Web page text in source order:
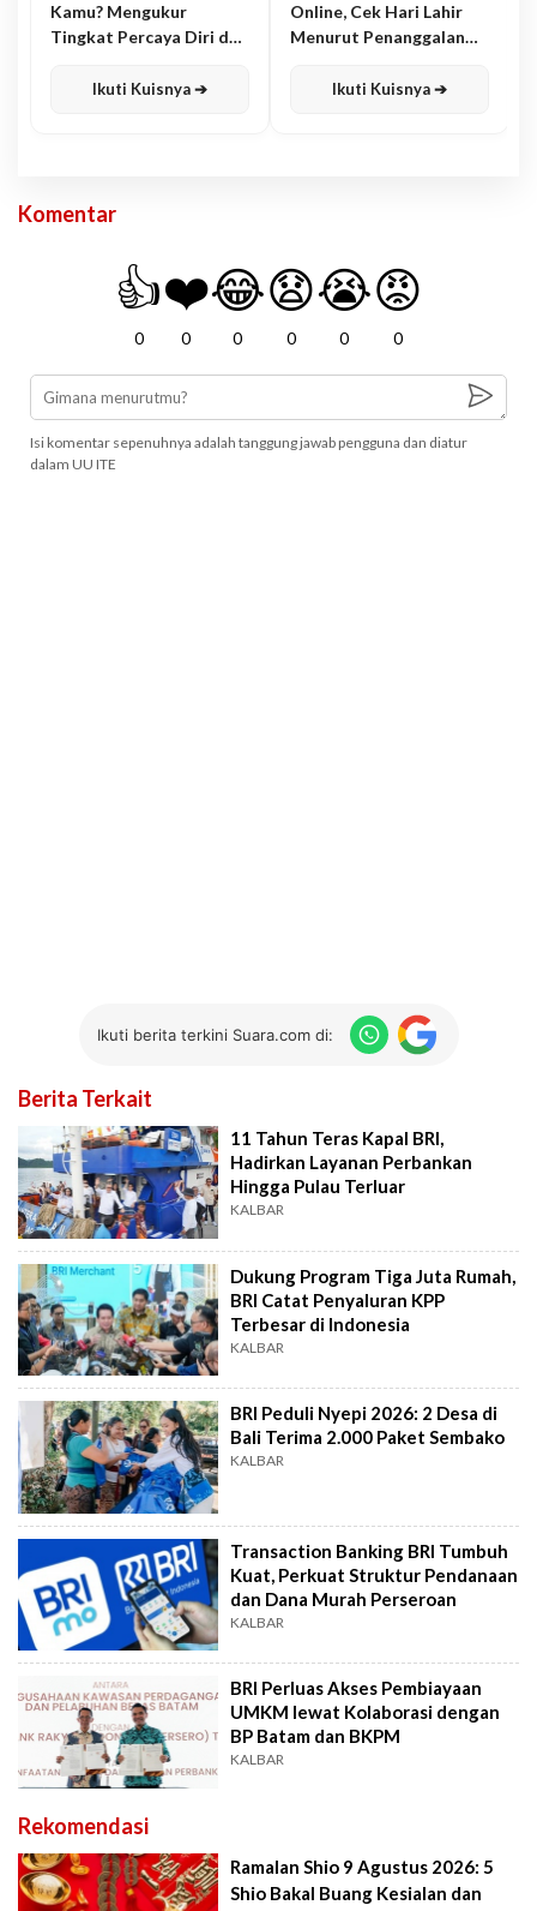
Kamu? Mengukur
Tingkat Percaya Diri dan
Ikuti Kuisnya ➔
Online, Cek Hari Lahir
Menurut Penanggalan
Ikuti Kuisnya ➔
Komentar
👍
0
❤️
0
😂
0
😧
0
😭
0
😡
0
Isi komentar sepenuhnya adalah tanggung jawab pengguna dan diatur
dalam UU ITE
Ikuti berita terkini Suara.com di:
Berita Terkait
11 Tahun Teras Kapal BRI,
Hadirkan Layanan Perbankan
Hingga Pulau Terluar
KALBAR
Dukung Program Tiga Juta Rumah,
BRI Catat Penyaluran KPP
Terbesar di Indonesia
KALBAR
BRI Peduli Nyepi 2026: 2 Desa di
Bali Terima 2.000 Paket Sembako
KALBAR
Transaction Banking BRI Tumbuh
Kuat, Perkuat Struktur Pendanaan
dan Dana Murah Perseroan
KALBAR
BRI Perluas Akses Pembiayaan
UMKM lewat Kolaborasi dengan
BP Batam dan BKPM
KALBAR
Rekomendasi
Ramalan Shio 9 Agustus 2026: 5
Shio Bakal Buang Kesialan dan